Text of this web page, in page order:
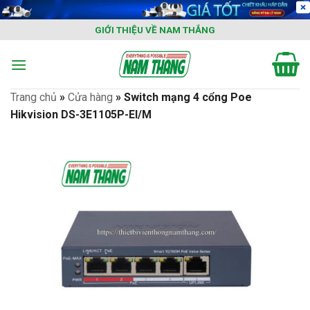
Skip
content
GIỚI THIỆU VỀ NAM THẮNG
Trang chủ » Cửa hàng » Switch mạng 4 cổng Poe
Hikvision DS-3E1105P-EI/M